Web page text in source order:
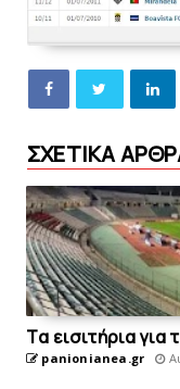
ΣΧΕΤΙΚΑ
Tα εισιτήρια για
panionianea.gr